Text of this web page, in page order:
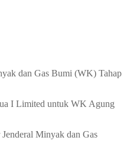
dan Gas Bumi (WK) Tahap
I Limited untuk WK Agung
Minyak dan Gas